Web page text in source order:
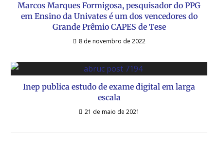
Marcos Marques Formigosa, pesquisador do PPG
em Ensino da Univates é um dos vencedores do
Grande Prêmio CAPES de Tese
8 de novembro de 2022
Inep publica estudo de exame digital em larga
escala
21 de maio de 2021